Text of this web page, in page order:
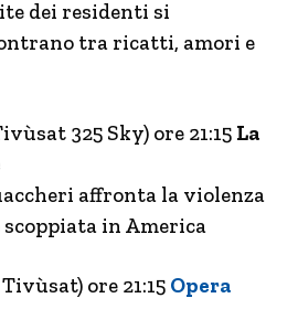
dei residenti si
tra ricatti, amori e
325 Sky) ore 21:15 La
affronta la violenza
in America
ore 21:15 Opera